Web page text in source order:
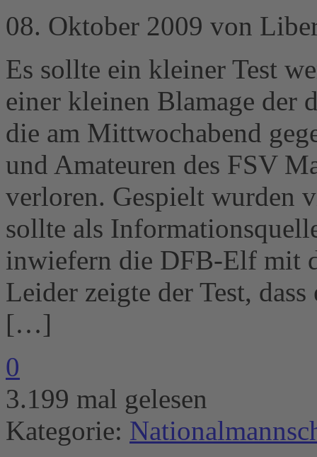
08. Oktober 2009 von
Es sollte ein kleiner Test
einer kleinen Blamage der
die am Mittwochabend
und Amateuren des FSV
verloren. Gespielt wurden
sollte als
inwiefern die DFB-Elf mit
Leider zeigte der Test,
[…]
0
3.199 mal gelesen
Kategorie: